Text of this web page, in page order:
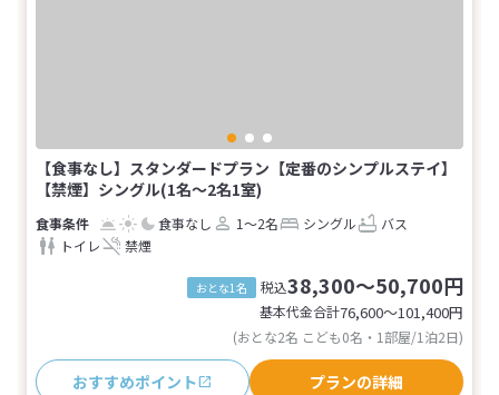
【食事なし】スタンダードプラン【定番のシンプルステイ】
【禁煙】シングル(1名～2名1室)
食事なし 1～2名 シングル
バス
トイレ
禁煙
おとな1名 税込38,300～50,700円
基本代金合計76,600〜101,400円
(おとな2名 こども0名・1部屋/1泊2日)
おすすめポイント プランの詳細